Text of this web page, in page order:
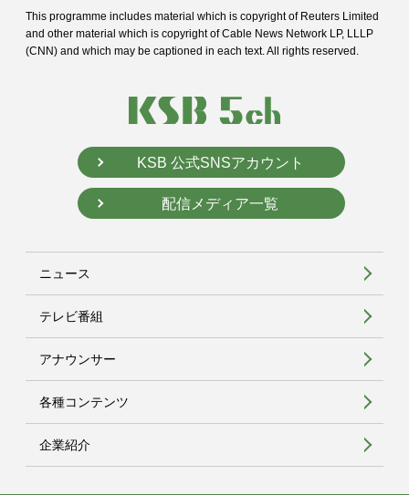
This programme includes material which is copyright of Reuters Limited
and other material which is copyright of Cable News Network LP, LLLP
(CNN) and which may be captioned in each text. All rights reserved.
KSB 公式SNSアカウント
配信メディア一覧
ニュース
テレビ番組
アナウンサー
各種コンテンツ
企業紹介